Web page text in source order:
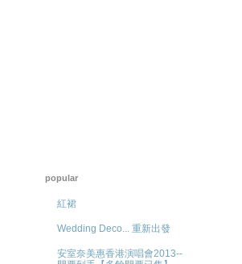
popular
紅裙
Wedding Deco... 重新出發
安室奈美惠香港演唱會2013--